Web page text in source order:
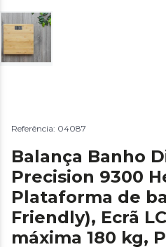
Referência: 04087
Balança Banho
Precision 9300
Plataforma de
Friendly), Ecrã
máxima 180 kg,